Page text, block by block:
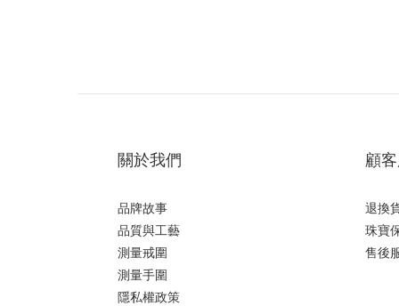
關於我們
品牌故事
品質與工藝
測量戒圍
測量手圍
隱私權政策
顧
退換
珠寶
售後